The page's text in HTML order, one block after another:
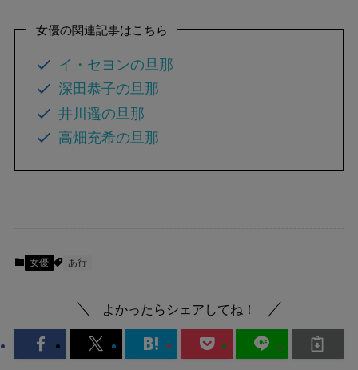
女優の関連記事はこちら
イ・セヨンの旦那
深田恭子の旦那
井川遥の旦那
高畑充希の旦那
女優 あ行
よかったらシェアしてね！